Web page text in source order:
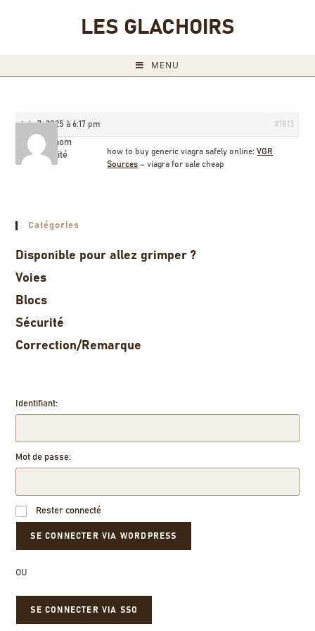
LES GLACHOIRS
MENU
juin 7, 2025 à 6:17 pm #1813
Briannom
Invité
how to buy generic viagra safely online:VGR
Sources – viagra for sale cheap
Catégories
Disponible pour allez grimper ?
Voies
Blocs
Sécurité
Correction/Remarque
Identifiant:
Mot de passe:
Rester connecté
OU
SE CONNECTER VIA SSO